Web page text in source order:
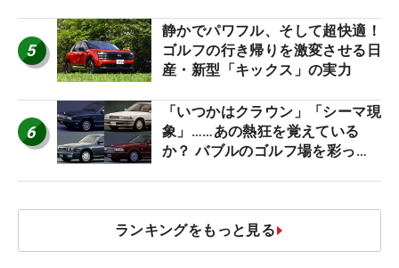
5
静かでパワフル、そして超快適！
ゴルフの行き帰りを激変させる日
産・新型「キックス」の実力
6
「いつかはクラウン」「シーマ現
象」……あの熱狂を覚えている
か？ バブルのゴルフ場を彩った
ランキングをもっと見る